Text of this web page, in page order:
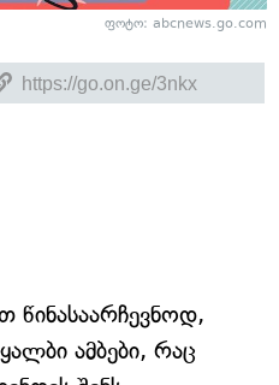
ფოტო: abcnews.go.com
წინასაარჩევნოდ,
ამბები, რაც